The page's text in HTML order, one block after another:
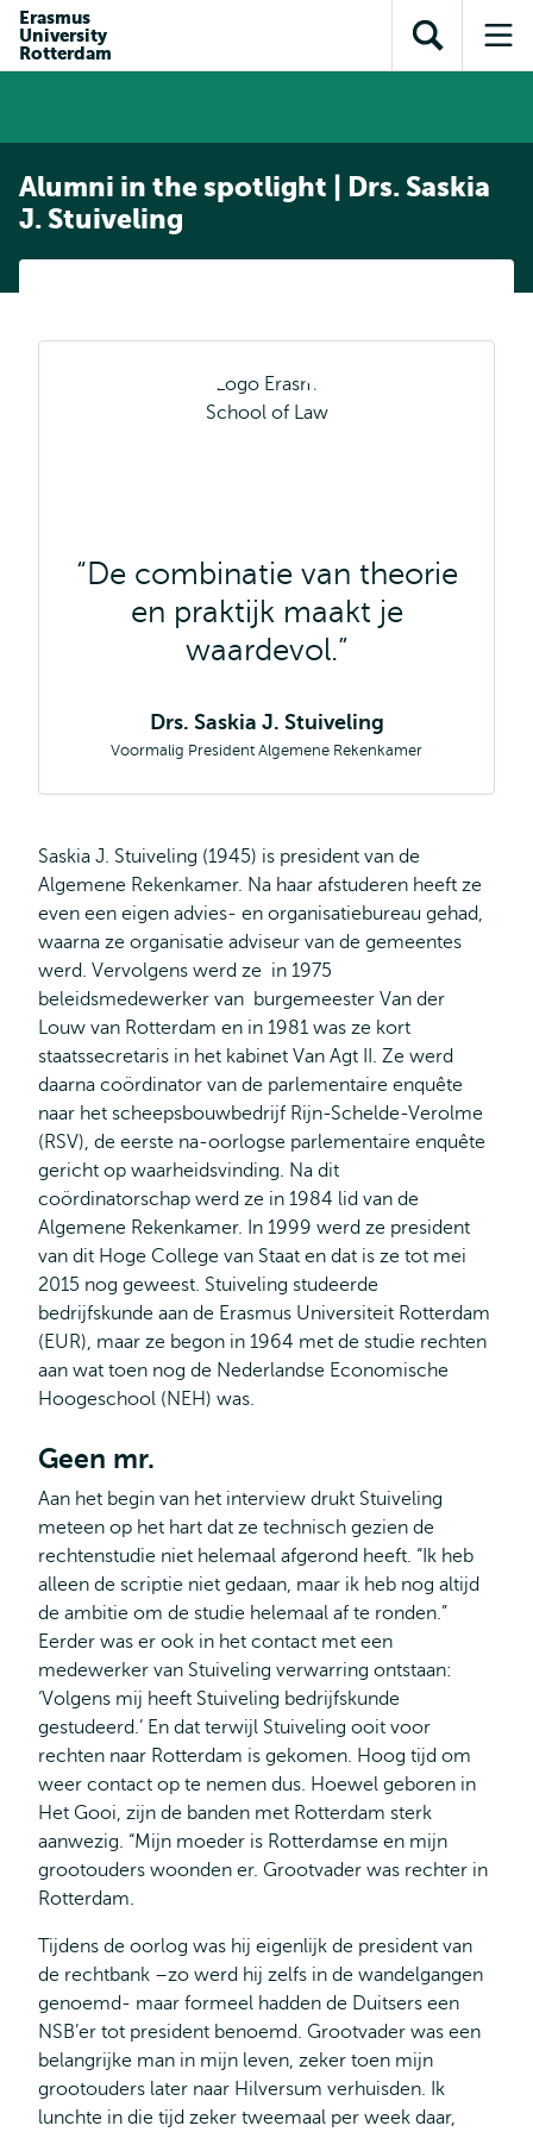
inhoud
Direct naar
subnavigatie
Erasmus
University
Rotterdam
Toon
zoekveld
Alumni in the spotlight | Drs. Saskia
J. Stuiveling
De combinatie van theorie
en praktijk maakt je
waardevol.
Drs. Saskia J. Stuiveling
Voormalig President Algemene Rekenkamer
Saskia J. Stuiveling (1945) is president van de
Algemene Rekenkamer. Na haar afstuderen heeft ze
even een eigen advies- en organisatiebureau gehad,
waarna ze organisatie adviseur van de gemeentes
werd. Vervolgens werd ze in 1975
beleidsmedewerker van burgemeester Van der
Louw van Rotterdam en in 1981 was ze kort
staatssecretaris in het kabinet Van Agt II. Ze werd
daarna coördinator van de parlementaire enquête
naar het scheepsbouwbedrijf Rijn-Schelde-Verolme
(RSV), de eerste na-oorlogse parlementaire enquête
gericht op waarheidsvinding. Na dit
coördinatorschap werd ze in 1984 lid van de
Algemene Rekenkamer. In 1999 werd ze president
van dit Hoge College van Staat en dat is ze tot mei
2015 nog geweest. Stuiveling studeerde
bedrijfskunde aan de Erasmus Universiteit Rotterdam
(EUR), maar ze begon in 1964 met de studie rechten
aan wat toen nog de Nederlandse Economische
Hoogeschool (NEH) was.
Geen mr.
Aan het begin van het interview drukt Stuiveling
meteen op het hart dat ze technisch gezien de
rechtenstudie niet helemaal afgerond heeft. “Ik heb
alleen de scriptie niet gedaan, maar ik heb nog altijd
de ambitie om de studie helemaal af te ronden.”
Eerder was er ook in het contact met een
medewerker van Stuiveling verwarring ontstaan:
‘Volgens mij heeft Stuiveling bedrijfskunde
gestudeerd.’ En dat terwijl Stuiveling ooit voor
rechten naar Rotterdam is gekomen. Hoog tijd om
weer contact op te nemen dus. Hoewel geboren in
Het Gooi, zijn de banden met Rotterdam sterk
aanwezig. “Mijn moeder is Rotterdamse en mijn
grootouders woonden er. Grootvader was rechter in
Rotterdam.
Tijdens de oorlog was hij eigenlijk de president van
de rechtbank –zo werd hij zelfs in de wandelgangen
genoemd- maar formeel hadden de Duitsers een
NSB’er tot president benoemd. Grootvader was een
belangrijke man in mijn leven, zeker toen mijn
grootouders later naar Hilversum verhuisden. Ik
lunchte in die tijd zeker tweemaal per week daar,